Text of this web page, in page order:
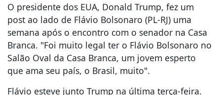
O presidente dos EUA, Donald Trump, fez um
post ao lado de Flávio Bolsonaro (PL-RJ) uma
semana após o encontro com o senador na Casa
Branca. "Foi muito legal ter o Flávio Bolsonaro no
Salão Oval da Casa Branca, um jovem esperto
que ama seu país, o Brasil, muito".
Flávio esteve junto Trump na última terça-feira.